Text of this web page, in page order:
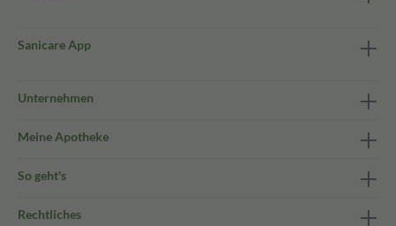
Sanicare App
Unternehmen
Meine Apotheke
So geht's
Rechtliches